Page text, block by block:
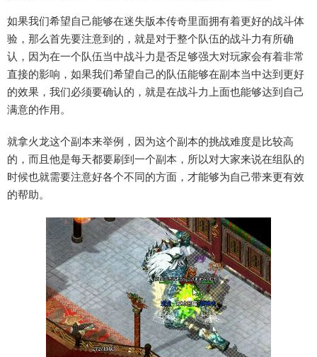
如果我们希望自己能够在迷失版本传奇里面拥有着更好的战斗体
验，那么首先要注意到的，就是对于整个队伍的战斗力有所确
认，因为在一个队伍当中战斗力是否足够强大对玩家会有着非常
直接的影响，如果我们希望自己的队伍能够在副本当中达到更好
的效果，我们必须要确认的，就是在战斗力上面也能够达到自己
满意的作用。
就拿火龙这个副本来举例，因为这个副本的挑战难度是比较高
的，而且他是每天都要刷到一个副本，所以对大家来说在组队的
时候也就需要注意好各个不同的方面，才能够为自己带来更有效
的帮助。